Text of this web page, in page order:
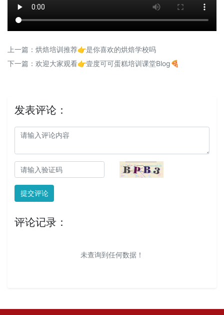
上一篇： 烘焙培训推荐👉是你喜欢的烘焙学校吗
下一篇： 欢迎大家观看👉壹度可可蛋糕培训课堂Blog🍕
发表评论：
提交评论
评论记录：
未查询到任何数据！